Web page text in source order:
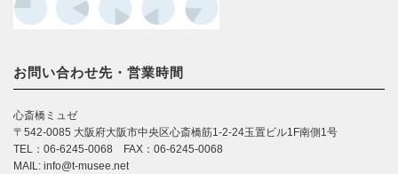
お問い合わせ先・営業時間
心斎橋ミュゼ
〒542-0085 大阪府大阪市中央区心斎橋筋1-2-24玉置ビル1F南側1号
TEL：06-6245-0068 FAX：06-6245-0068
MAIL: info@t-musee.net